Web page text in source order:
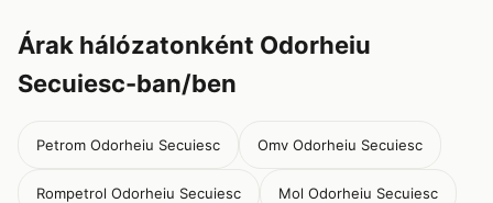
Árak hálózatonként Odorheiu
Secuiesc-ban/ben
Petrom Odorheiu Secuiesc Omv Odorheiu Secuiesc
Rompetrol Odorheiu Secuiesc Mol Odorheiu Secuiesc